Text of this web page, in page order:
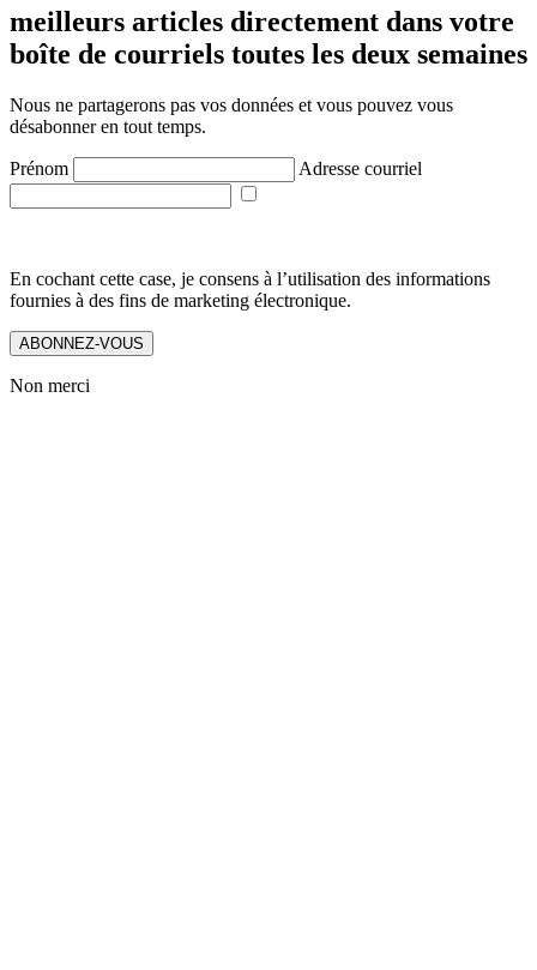
meilleurs articles directement dans votre
boîte de courriels toutes les deux semaines
Nous ne partagerons pas vos données et vous pouvez vous
désabonner en tout temps.
Prénom Adresse courriel
En cochant cette case, je consens à l’utilisation des informations
fournies à des fins de marketing électronique.
ABONNEZ-VOUS
Non merci